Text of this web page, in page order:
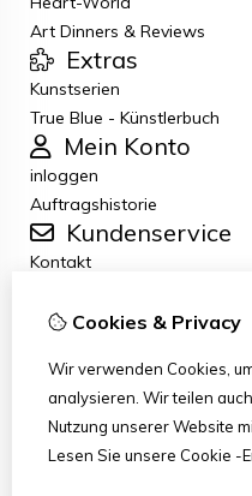
Art Dinners & Reviews
Extras
Kunstserien
True Blue - Künstlerbuch
Mein Konto
inloggen
Auftragshistorie
Kundenservice
Kontakt
Allgemeine
Disclaimer
Haftungsausschluss per E-
Copyright
Stichting Art Zuiderzee
Cookies & Privacy
Wir verwenden Cookies,
analysieren. Wir teilen
Nutzung unserer Website
Lesen Sie unsere Cookie -